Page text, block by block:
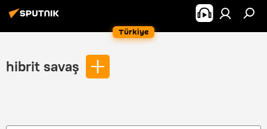
Türkiye
hibrit savaş